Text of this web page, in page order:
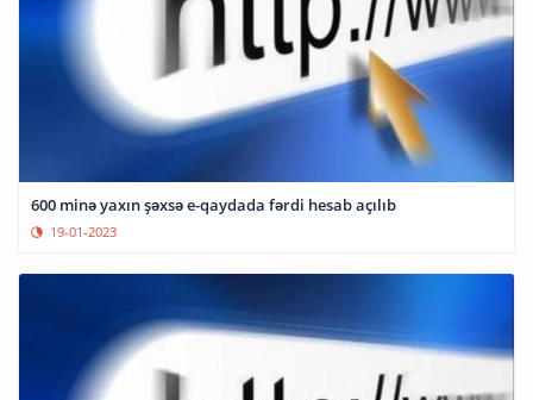
600 minə yaxın şəxsə e-qaydada fərdi hesab açılıb
19-01-2023